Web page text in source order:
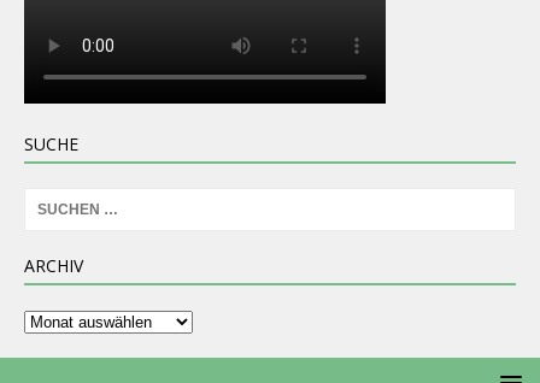
SUCHE
ARCHIV
Archiv